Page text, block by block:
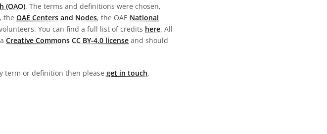
(OAO). The terms and definitions were chosen,
the OAE Centers and Nodes, the OAE National
You can find a full list of credits here. All
Creative Commons CC BY-4.0 license and should
term or definition then please get in touch.